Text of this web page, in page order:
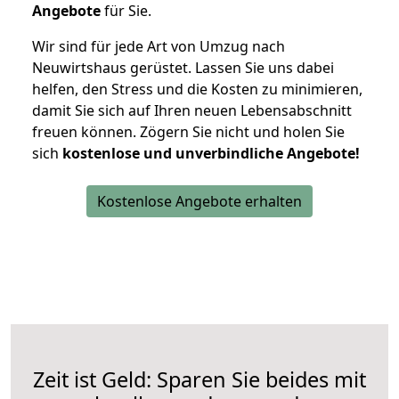
Angebotefür Sie.
Wir sind für jede Art von Umzug nach
Neuwirtshaus gerüstet. Lassen Sie uns dabei
helfen, den Stress und die Kosten zu minimieren,
damit Sie sich auf Ihren neuen Lebensabschnitt
freuen können. Zögern Sie nicht und holen Sie
sich kostenlose und unverbindliche Angebote!
Kostenlose Angebote erhalten
Zeit ist Geld: Sparen Sie beides mit